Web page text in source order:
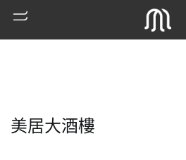
美居大酒樓